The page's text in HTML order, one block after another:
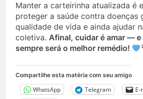
Manter a carteirinha atualizada é
proteger a saúde contra doenças
qualidade de vida e ainda ajudar
coletiva. Afinal, cuidar é amar — e
sempre será o melhor remédio!
Compartilhe esta matéria com seu amigo
WhatsApp Telegram
E-